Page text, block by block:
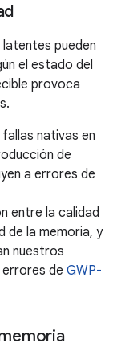
pueden
el estado del
provoca
nativas en
de
a errores de
entre la calidad
de la memoria, y
nuestros
de GWP-